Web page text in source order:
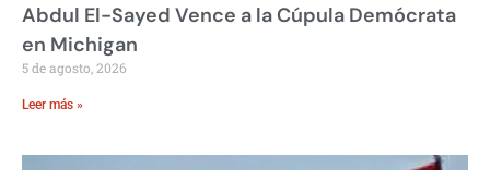
Abdul El-Sayed Vence a la Cúpula Demócrata
en Michigan
5 de agosto, 2026
Leer más »